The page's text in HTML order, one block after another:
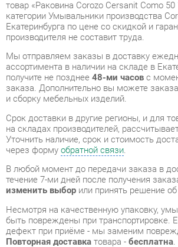
Мы отправляем заказы в доставку
ассортимента в наличии на складе в
получите не позднее48-ми часовс
заказа. Дополнительно вы можете
Срок доставки в другие регионы, и для
на складах производителей,
Уточнить наличие, срок и стоимость
через формуобратной связи.
В любой момент до передачи заказа в
течение 7-ми дней после получения
изменить выборили принять решение об
Несмотря на качественную упаковку,
быть повреждены при транспортировке.
дефект при приёме - мы заменим
Повторная доставкатовара -бесплатна.
гарантия 1 год, а на некоторые модели – 2
приобретения.
Раковина Corozo Cersanit Como 50 11188